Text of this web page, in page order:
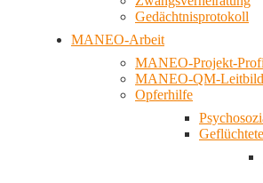
Gedächtnisprotokoll
MANEO-Arbeit
MANEO-Projekt-
MANEO-QM-
Opferhilfe